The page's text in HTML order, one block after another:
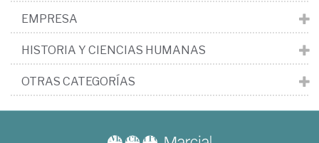
EMPRESA
HISTORIA Y CIENCIAS HUMANAS
OTRAS CATEGORÍAS